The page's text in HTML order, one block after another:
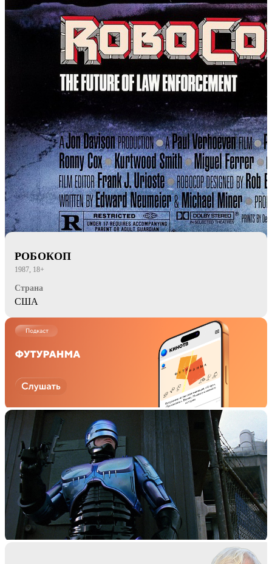
РОБОКОП
1987, 18+
Страна
США